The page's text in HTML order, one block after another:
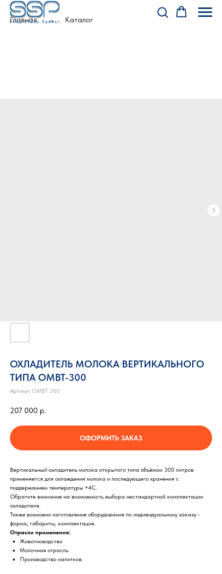
Главная Каталог
ОХЛАДИТЕЛЬ МОЛОКА ВЕРТИКАЛЬНОГО
ТИПА ОМВТ-300
Артикул: ОМВТ 300
207 000 р.
ОФОРМИТЬ ЗАКАЗ
Вертикальный охладитель молока открытого типа объёмом 300 литров
применяется для охлаждения молока и последующего хранения с
поддержанием температуры +4C.
Обратите внимание на возможность выбора нестандартной комплектации
охладителя.
Также возможно изготовление оборудования по индивидуальному заказу -
форма, габариты, комплектация.
Отрасли применения:
Животноводство
Молочная отрасль
Производство напитков